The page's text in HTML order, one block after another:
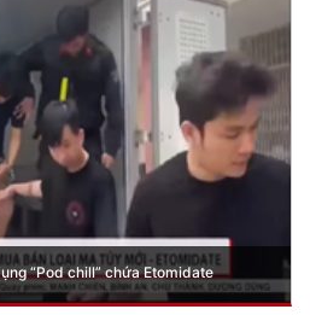
“Pod chill” chứa Etomidate